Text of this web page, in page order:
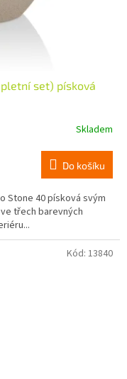
set) písková
Skladem
Do košíku
Stone 40 písková svým
třech barevných
Kód: 13840